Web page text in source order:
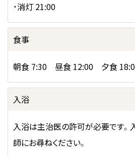
・消灯 21:00
食事
朝食 7:30 昼食 12:00 夕食
入浴
入浴は主治医の許可が必要です。
師にお尋ねください。